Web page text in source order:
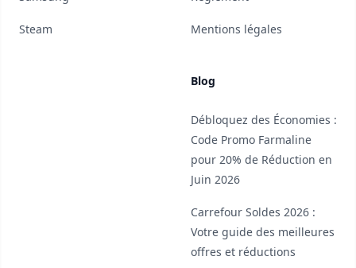
Steam Mentions légales
Blog
Débloquez des Économies :
Code Promo Farmaline
pour 20% de Réduction en
Juin 2026
Carrefour Soldes 2026 :
Votre guide des meilleures
offres et réductions